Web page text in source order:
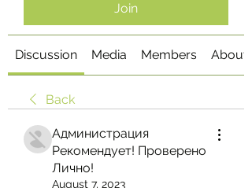
Join
Discussion Media Members About
Back
Администрация
Рекомендует! Проверено
Лично!
August 7, 2023